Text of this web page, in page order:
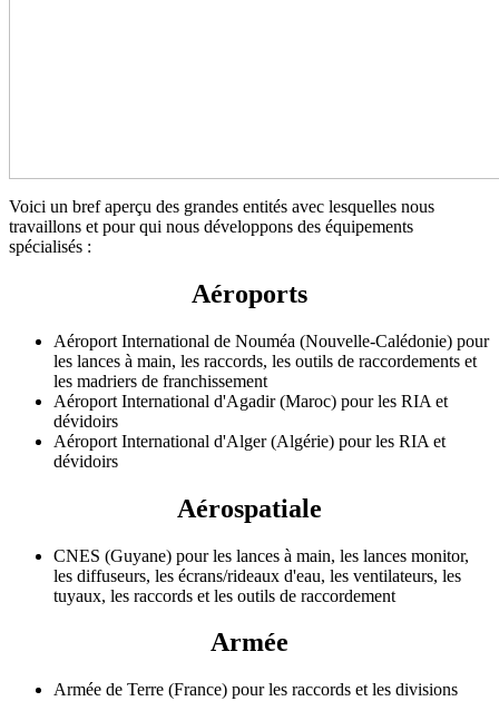
Voici un bref aperçu des grandes entités avec lesquelles nous
travaillons et pour qui nous développons des équipements
spécialisés :
Aéroports
Aéroport International de Nouméa (Nouvelle-Calédonie) pour
les lances à main, les raccords, les outils de raccordements et
les madriers de franchissement
Aéroport International d'Agadir (Maroc) pour les RIA et
dévidoirs
Aéroport International d'Alger (Algérie) pour les RIA et
dévidoirs
Aérospatiale
CNES (Guyane) pour les lances à main, les lances monitor,
les diffuseurs, les écrans/rideaux d'eau, les ventilateurs, les
tuyaux, les raccords et les outils de raccordement
Armée
Armée de Terre (France) pour les raccords et les divisions